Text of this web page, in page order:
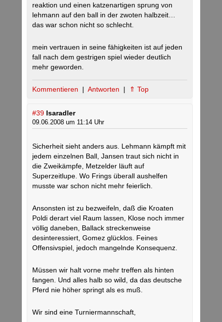
reaktion und einen katzenartigen sprung von
lehmann auf den ball in der zwoten halbzeit…
das war schon nicht so schlecht.
mein vertrauen in seine fähigkeiten ist auf jeden
fall nach dem gestrigen spiel wieder deutlich
mehr geworden.
Kommentieren | Antworten | ⇑ Top
#39 Isaradler
09.06.2008 um 11:14 Uhr
Sicherheit sieht anders aus. Lehmann kämpft mit
jedem einzelnen Ball, Jansen traut sich nicht in
die Zweikämpfe, Metzelder läuft auf
Superzeitlupe. Wo Frings überall aushelfen
musste war schon nicht mehr feierlich.
Ansonsten ist zu bezweifeln, daß die Kroaten
Poldi derart viel Raum lassen, Klose noch immer
völlig daneben, Ballack streckenweise
desinteressiert, Gomez glücklos. Feines
Offensivspiel, jedoch mangelnde Konsequenz.
Müssen wir halt vorne mehr treffen als hinten
fangen. Und alles halb so wild, da das deutsche
Pferd nie höher springt als es muß.
Wir sind eine Turniermannschaft,